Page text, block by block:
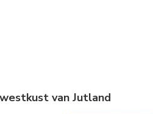
van Jutland